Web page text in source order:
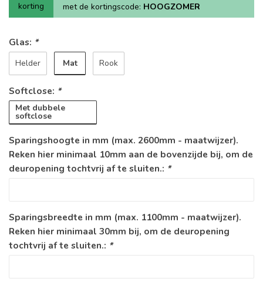
korting
met de kortingscode: HOOGZOMER
Glas: *
Helder Mat Rook
Softclose: *
Met dubbele
softclose
Sparingshoogte in mm (max. 2600mm - maatwijzer).
Reken hier minimaal 10mm aan de bovenzijde bij, om de
deuropening tochtvrij af te sluiten.: *
Sparingsbreedte in mm (max. 1100mm - maatwijzer).
Reken hier minimaal 30mm bij, om de deuropening
tochtvrij af te sluiten.: *